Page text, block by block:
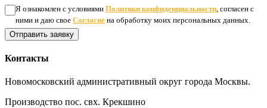
Я ознакомлен с условиями Политики конфиденциальности , согласен с
ними и даю свое Согласие на обработку моих персональных данных.
Отправить заявку
Контакты
Новомосковский административный округ города Москвы.
Производство пос. свх. Крекшино